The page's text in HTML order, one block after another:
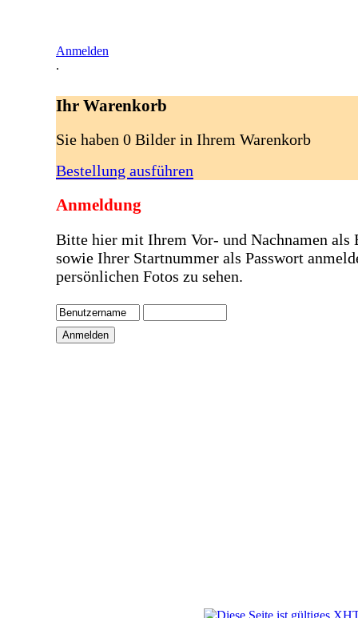
Anmelden
.
Ihr Warenkorb
Sie haben 0 Bilder in Ihrem Warenkorb
Bestellung ausführen
Anmeldung
Bitte hier mit Ihrem Vor- und Nachnamen als
sowie Ihrer Startnummer als Passwort
persönlichen Fotos zu sehen.